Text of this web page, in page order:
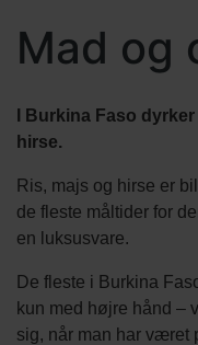
Mad og
I Burkina Faso
hirse.
Ris, majs og hirse er
de fleste måltider for
en luksusvare.
De fleste i Burkina
kun med højre hånd –
sig, når man har været